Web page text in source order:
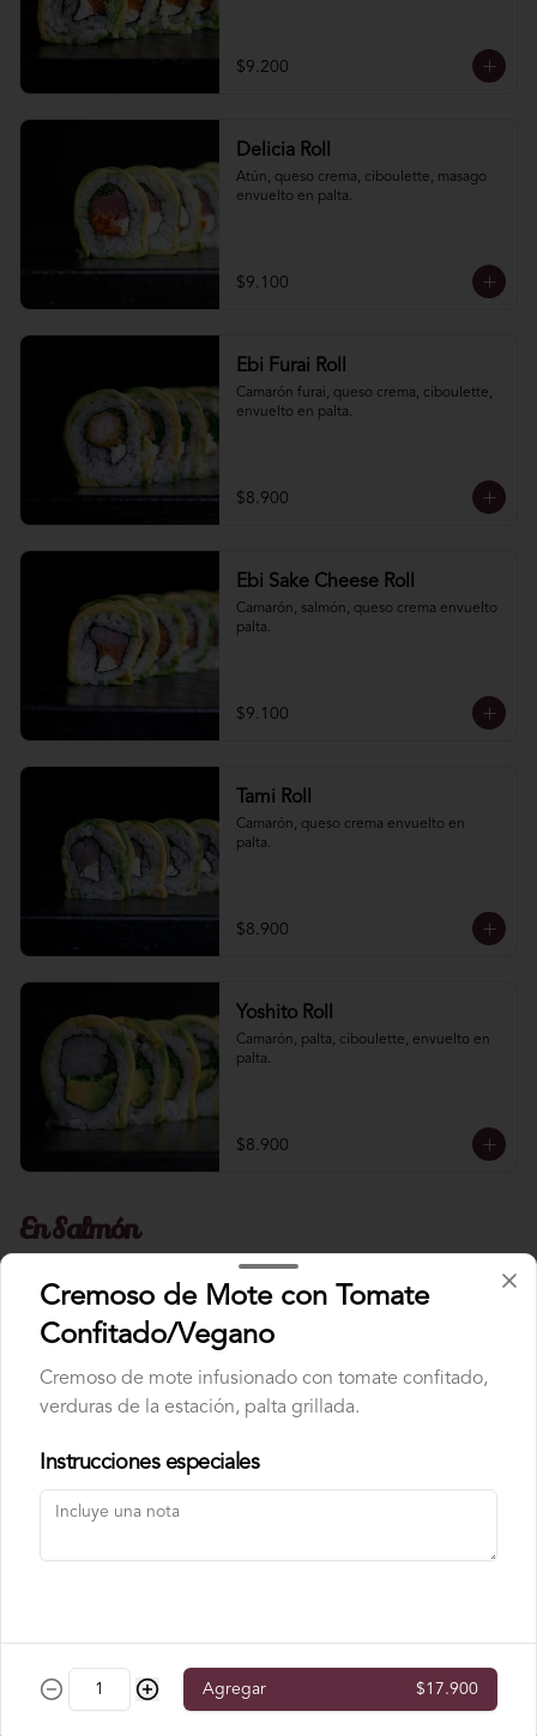
$9.200
Delicia Roll
Atún, queso crema, ciboulette, masago
envuelto en palta.
$9.100
Ebi Furai Roll
Camarón furai, queso crema, ciboulette,
envuelto en palta.
$8.900
Ebi Sake Cheese Roll
Camarón, salmón, queso crema envuelto
palta.
$9.100
Tami Roll
Camarón, queso crema envuelto en
palta.
$8.900
Yoshito Roll
Camarón, palta, ciboulette, envuelto en
palta.
$8.900
En Salmón
Carnaval Roll
Atún, palta, cebollín, masago, envuelto
Cremoso de Mote con Tomate
Confitado/Vegano
Cremoso de mote infusionado con tomate confitado,
verduras de la estación, palta grillada.
Instrucciones especiales
Agregar $17.900